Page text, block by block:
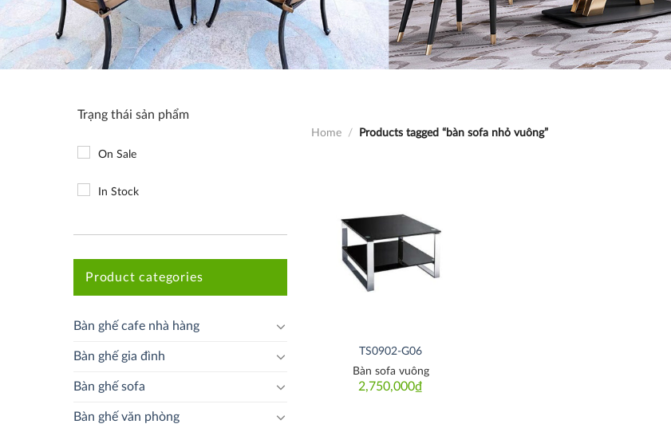
Trạng thái sản phẩm
On Sale
In Stock
Product categories
Bàn ghế cafe nhà hàng
Bàn ghế gia đình
Bàn ghế sofa
Bàn ghế văn phòng
Home / Products tagged “bàn sofa nhỏ vuông”
Thích
TS0902-G06
2,750,000₫
Bàn sofa vuông